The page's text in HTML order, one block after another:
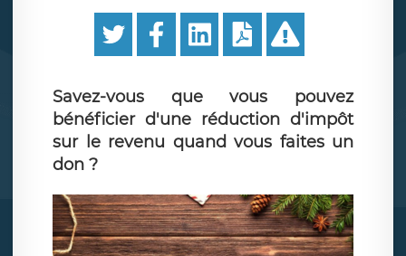
Savez-vous que vous pouvez
bénéficier d'une réduction d'impôt
sur le revenu quand vous faites un
don ?